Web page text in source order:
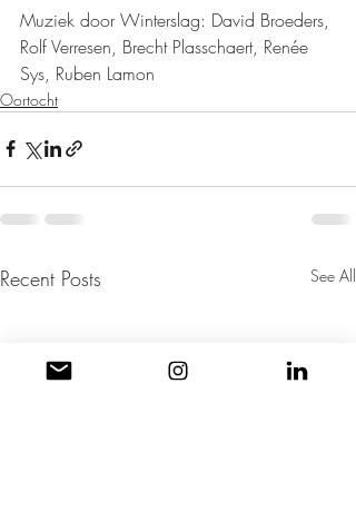
Muziek door Winterslag: David Broeders,
Rolf Verresen, Brecht Plasschaert, Renée
Sys, Ruben Lamon
Oortocht
Recent Posts See All